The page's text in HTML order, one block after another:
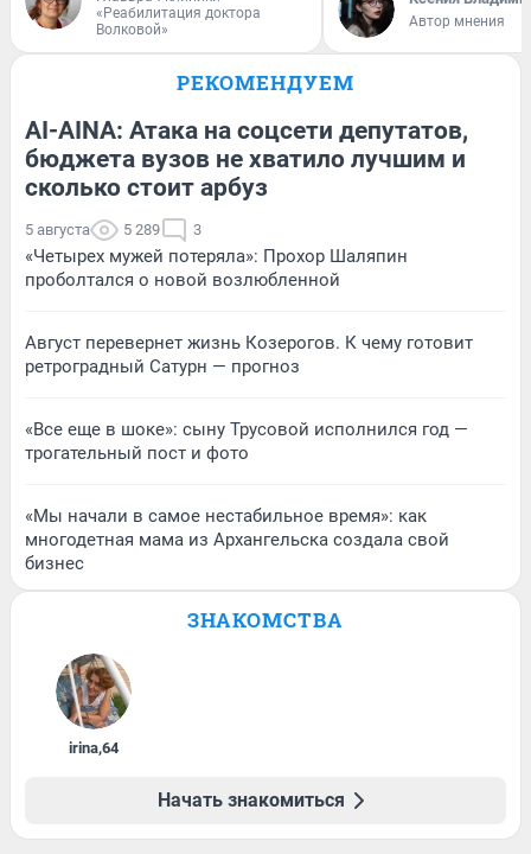
«Реабилитация доктора
Волковой»
Автор мнения
РЕКОМЕНДУЕМ
AI-AINA: Атака на соцсети депутатов,
бюджета вузов не хватило лучшим и
сколько стоит арбуз
5 августа 5 289 3
«Четырех мужей потеряла»: Прохор Шаляпин
проболтался о новой возлюбленной
Август перевернет жизнь Козерогов. К чему готовит
ретроградный Сатурн — прогноз
«Все еще в шоке»: сыну Трусовой исполнился год —
трогательный пост и фото
«Мы начали в самое нестабильное время»: как
многодетная мама из Архангельска создала свой
бизнес
ЗНАКОМСТВА
irina,64
Начать знакомиться